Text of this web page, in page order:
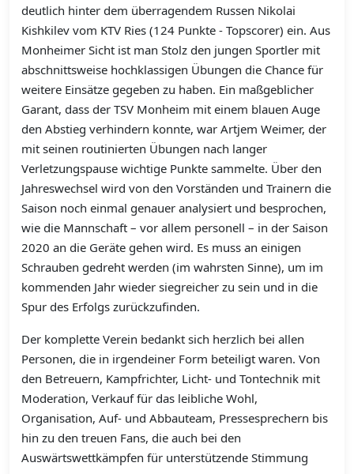
deutlich hinter dem überragendem Russen Nikolai
Kishkilev vom KTV Ries (124 Punkte - Topscorer) ein. Aus
Monheimer Sicht ist man Stolz den jungen Sportler mit
abschnittsweise hochklassigen Übungen die Chance für
weitere Einsätze gegeben zu haben. Ein maßgeblicher
Garant, dass der TSV Monheim mit einem blauen Auge
den Abstieg verhindern konnte, war Artjem Weimer, der
mit seinen routinierten Übungen nach langer
Verletzungspause wichtige Punkte sammelte. Über den
Jahreswechsel wird von den Vorständen und Trainern die
Saison noch einmal genauer analysiert und besprochen,
wie die Mannschaft – vor allem personell – in der Saison
2020 an die Geräte gehen wird. Es muss an einigen
Schrauben gedreht werden (im wahrsten Sinne), um im
kommenden Jahr wieder siegreicher zu sein und in die
Spur des Erfolgs zurückzufinden.
Der komplette Verein bedankt sich herzlich bei allen
Personen, die in irgendeiner Form beteiligt waren. Von
den Betreuern, Kampfrichter, Licht- und Tontechnik mit
Moderation, Verkauf für das leibliche Wohl,
Organisation, Auf- und Abbauteam, Pressesprechern bis
hin zu den treuen Fans, die auch bei den
Auswärtswettkämpfen für unterstützende Stimmung